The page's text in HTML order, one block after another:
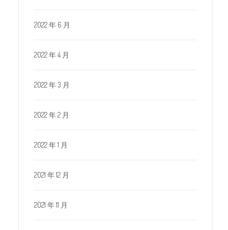
2022 年 6 月
2022 年 4 月
2022 年 3 月
2022 年 2 月
2022 年 1 月
2021 年 12 月
2021 年 11 月